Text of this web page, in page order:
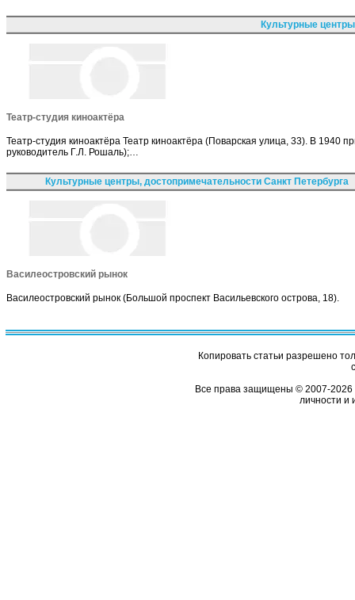
Культурные
Театр-студия киноактёра
Театр-студия киноактёра Театр киноактёра (Поварская улица, 33). В
руководитель Г.Л. Рошаль);…
Культурные центры, достопримечательности Санкт Петербурга
Василеостровский рынок
Василеостровский рынок (Большой проспект Васильевского острова, 18).
Копировать статьи разрешено
Все права защищены © 2007-2026
личности и